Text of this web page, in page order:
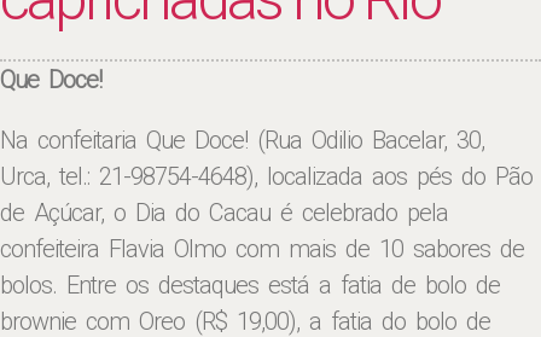
Que Doce!
Na confeitaria Que Doce! (Rua Odilio Bacelar, 30,
Urca, tel.: 21-98754-4648), localizada aos pés do Pão
de Açúcar, o Dia do Cacau é celebrado pela
confeiteira Flavia Olmo com mais de 10 sabores de
bolos. Entre os destaques está a fatia de bolo de
brownie com Oreo (R$ 19,00), a fatia do bolo de